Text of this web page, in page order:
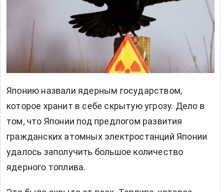
Японию назвали ядерным государством,
которое хранит в себе скрытую угрозу. Дело в
том, что Японии под предлогом развития
гражданских атомных электростанций Японии
удалось заполучить большое количество
ядерного топлива.